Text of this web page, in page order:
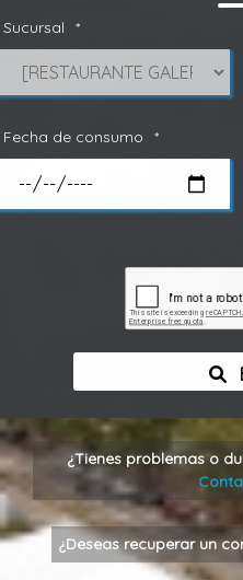
Sucursal *
Fecha de consumo *
¿Tienes problemas o
¿Deseas recuperar un